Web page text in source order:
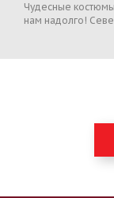
Чудесные
нам надолго!